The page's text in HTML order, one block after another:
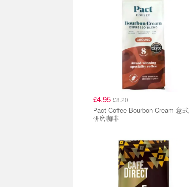
£4.95 £8.20
Pact Coffee Bourbon Cream 意式
研磨咖啡